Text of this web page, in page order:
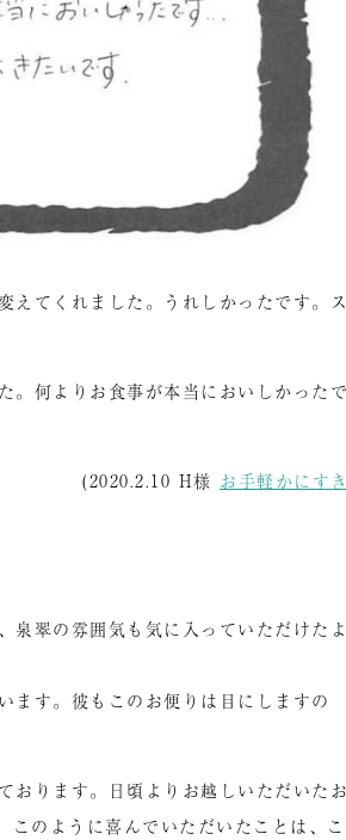
えてくれました。うれしかったです。ス
。何よりお食事が本当においしかったで
(2020.2.10 H様 お手軽かにすき
泉翠の雰囲気も気に入っていただけたよ
ます。彼もこのお便りは目にしますの
おります。日頃よりお越しいただいたお
のように喜んでいただいたことは、こ